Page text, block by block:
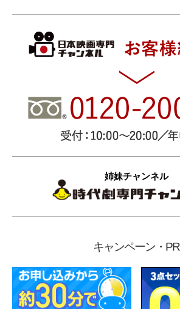
姉妹チャンネル
キャンペーン・PR